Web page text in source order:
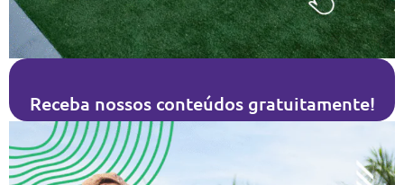
Receba nossos conteúdos gratuitamente!